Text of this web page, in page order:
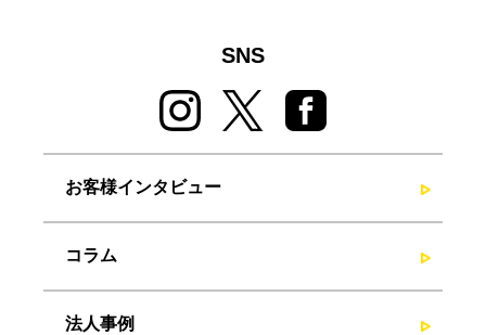
SNS
お客様インタビュー
コラム
法人事例